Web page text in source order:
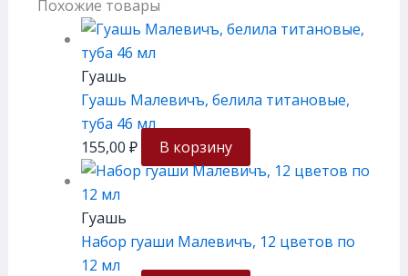
Похожие товары
Гуашь
Гуашь Малевичъ, белила титановые,
туба 46 мл
155,00 ₽ В корзину
Гуашь
Набор гуаши Малевичъ, 12 цветов по
12 мл